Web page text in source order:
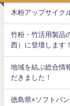
木粉アップサイク
竹粉・竹活用製品
西）に登壇します！
地域を結ぶ総合情
だきました！
徳島県×ソフトバ